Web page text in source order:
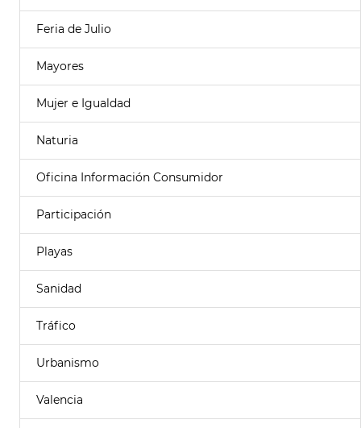
Feria de Julio
Mayores
Mujer e Igualdad
Naturia
Oficina Información Consumidor
Participación
Playas
Sanidad
Tráfico
Urbanismo
Valencia